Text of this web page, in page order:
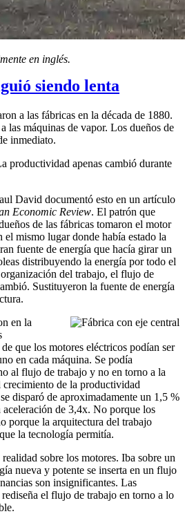
en inglés.
siendo lenta
a las fábricas en la década de 1880.
las máquinas de vapor. Los dueños de
inmediato.
productividad apenas cambió durante
David documentó esto en un artículo
Economic Review. El patrón que
de las fábricas tomaron el motor
mismo lugar donde había estado la
fuente de energía que hacía girar un
distribuyendo la energía por todo el
del trabajo, el flujo de
Sustituyeron la fuente de energía
en la
que los motores eléctricos podían ser
en cada máquina. Se podía
al flujo de trabajo y no en torno a la
de la productividad
disparó de aproximadamente un 1,5 %
de 3,4x. No porque los
porque la arquitectura del trabajo
la tecnología permitía.
sobre los motores. Iba sobre un
nueva y potente se inserta en un flujo
son insignificantes. Las
el flujo de trabajo en torno a lo